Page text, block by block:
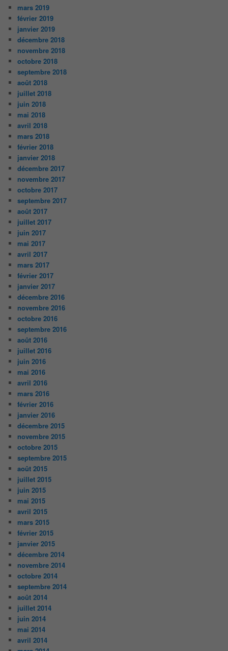
mars 2019
février 2019
janvier 2019
décembre 2018
novembre 2018
octobre 2018
septembre 2018
août 2018
juillet 2018
juin 2018
mai 2018
avril 2018
mars 2018
février 2018
janvier 2018
décembre 2017
novembre 2017
octobre 2017
septembre 2017
août 2017
juillet 2017
juin 2017
mai 2017
avril 2017
mars 2017
février 2017
janvier 2017
décembre 2016
novembre 2016
octobre 2016
septembre 2016
août 2016
juillet 2016
juin 2016
mai 2016
avril 2016
mars 2016
février 2016
janvier 2016
décembre 2015
novembre 2015
octobre 2015
septembre 2015
août 2015
juillet 2015
juin 2015
mai 2015
avril 2015
mars 2015
février 2015
janvier 2015
décembre 2014
novembre 2014
octobre 2014
septembre 2014
août 2014
juillet 2014
juin 2014
mai 2014
avril 2014